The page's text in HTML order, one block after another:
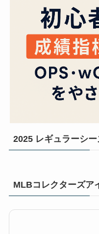
2025 レギュラーシー
MLBコレクターズア